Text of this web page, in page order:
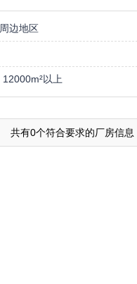
周边地区
12000m²以上
共有0个符合要求的厂房信息